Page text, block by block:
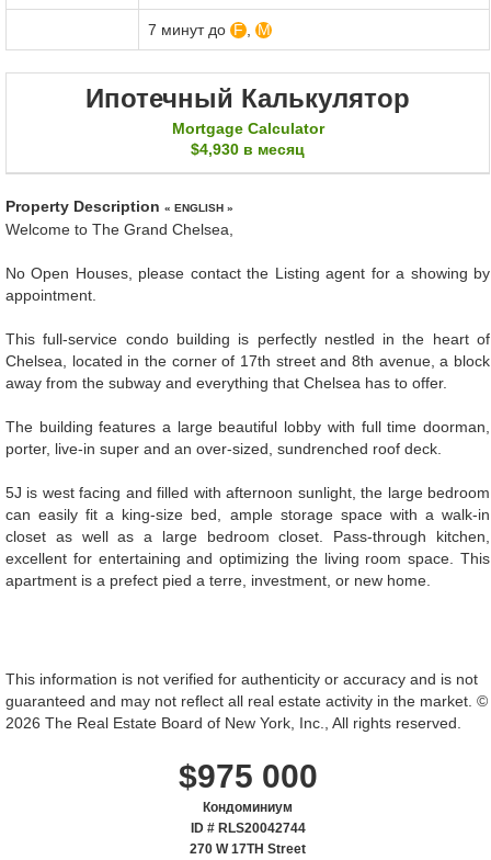
7 минут до F M
Ипотечный Калькулятор
Mortgage Calculator
$4,930 в месяц
Property Description « ENGLISH »
Welcome to The Grand Chelsea,
No Open Houses, please contact the Listing agent for a showing by
appointment.
This full-service condo building is perfectly nestled in the heart of
Chelsea, located in the corner of 17th street and 8th avenue, a block
away from the subway and everything that Chelsea has to offer.
The building features a large beautiful lobby with full time doorman,
porter, live-in super and an over-sized, sundrenched roof deck.
5J is west facing and filled with afternoon sunlight, the large bedroom
can easily fit a king-size bed, ample storage space with a walk-in
closet as well as a large bedroom closet. Pass-through kitchen,
excellent for entertaining and optimizing the living room space. This
apartment is a prefect pied a terre, investment, or new home.
This information is not verified for authenticity or accuracy and is not
guaranteed and may not reflect all real estate activity in the market. ©
2026 The Real Estate Board of New York, Inc., All rights reserved.
$975 000
Кондоминиум
ID # RLS20042744
‎270 W 17TH Street